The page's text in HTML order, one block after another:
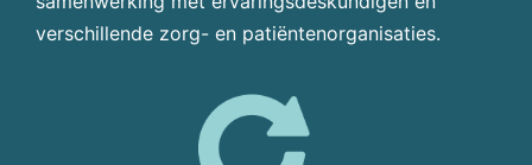
verschillende zorg- en patiëntenorganisaties.